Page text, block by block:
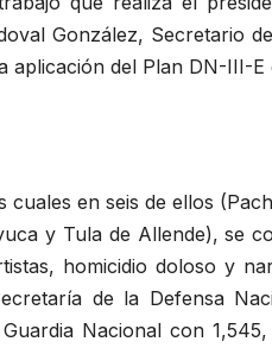
González, Secretario
del Plan DN-III-E
en seis de ellos
y Tula de Allende), se
homicidio doloso y
de la Defensa
Nacional con